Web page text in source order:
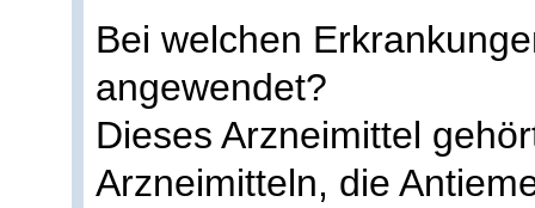
Bei welchen
angewendet?
Dieses Arzneimittel
Arzneimitteln, die